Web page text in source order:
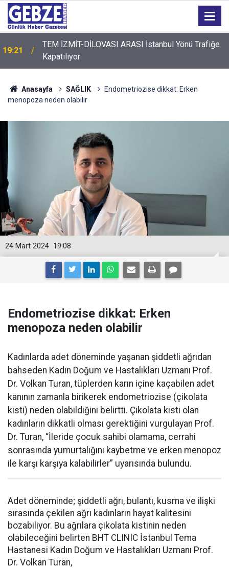
19:20 GTO'dan Üyelerine Ticari Fırsat
Anasayfa SAĞLIK
Endometriozise dikkat: Erken
menopoza neden olabilir
19:08
24 Mart 2024
Endometriozise dikkat: Erken
menopoza neden olabilir
Kadınlarda adet döneminde yaşanan şiddetli ağrıdan
bahseden Kadın Doğum ve Hastalıkları Uzmanı Prof.
Dr. Volkan Turan, tüplerden karın içine kaçabilen adet
kanının zamanla birikerek endometriozise (çikolata
kisti) neden olabildiğini belirtti. Çikolata kisti olan
kadınların dikkatli olması gerektiğini vurgulayan Prof.
Dr. Turan, “İleride çocuk sahibi olamama, cerrahi
sonrasında yumurtalığını kaybetme ve erken menopoz
ile karşı karşıya kalabilirler” uyarısında bulundu.
Adet döneminde; şiddetli ağrı, bulantı, kusma ve ilişki
sırasında çekilen ağrı kadınların hayat kalitesini
bozabiliyor. Bu ağrılara çikolata kistinin neden
olabileceğini belirten BHT CLINIC İstanbul Tema
Hastanesi Kadın Doğum ve Hastalıkları Uzmanı Prof.
Dr. Volkan Turan,